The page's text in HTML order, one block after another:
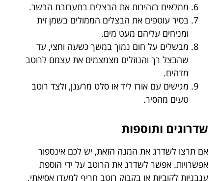
ממלאים בזהירות את הבצלים בתערובת הבשר.
בסיר עוטפים את הבצלים הממולים בשמן זית
ומניחים עליהם מעט מים.
מבשלים על חום נמוך במשך כשעה וחצי, עד
שהבצל רך והנוזלים מצמצמים את עצמם לרוטב
מדהים.
מגישים עם אורז ליד או סלט מרענן, ולצד רוטב
טעים מהסיר.
שדרוגים ותוספות
אם תרצו לשדרג את המנה הזאת, יש לכם אינספור
אפשרויות. אפשר לשדרג את הרוטב על ידי הוספת
עגבניות לקוביות או בקבוק רוטב חריף למעדן אסיאתי.